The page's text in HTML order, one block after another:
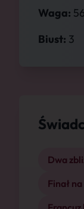
Waga:
Biust: 3
Dwa
Finał